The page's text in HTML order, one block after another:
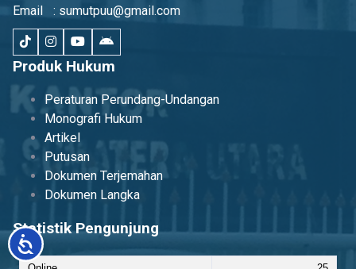
Accessibility
Email
: sumutpuu@gmail.com
Produk Hukum
Peraturan Perundang-Undangan
Monografi Hukum
Artikel
Putusan
Dokumen Terjemahan
Dokumen Langka
Statistik Pengunjung